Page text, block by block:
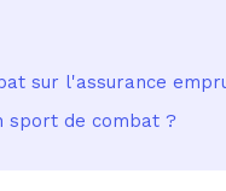
sur l'assurance
sport de combat ?